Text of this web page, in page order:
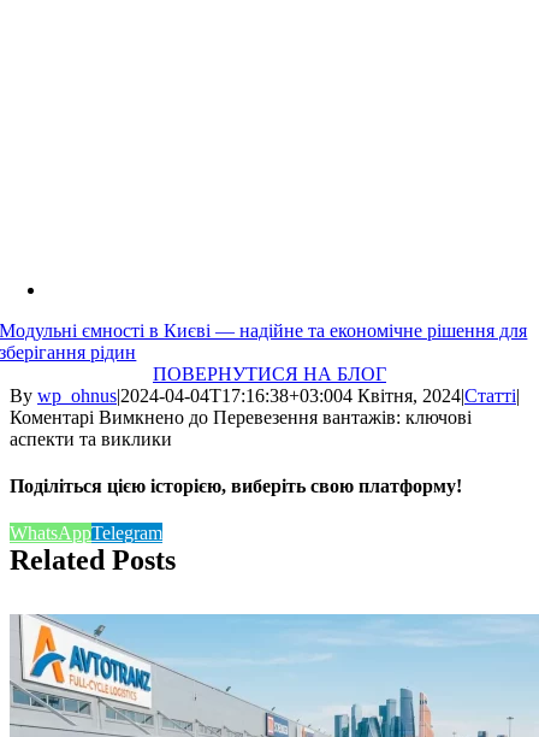
Модульні ємності в Києві — надійне та економічне рішення для
зберігання рідин
ПОВЕРНУТИСЯ НА БЛОГ
By wp_ohnus|2024-04-04T17:16:38+03:004 Квітня, 2024|Статті|
Коментарі Вимкнено до Перевезення вантажів: ключові
аспекти та виклики
Поділіться цією історією, виберіть свою платформу!
WhatsAppTelegram
Related Posts